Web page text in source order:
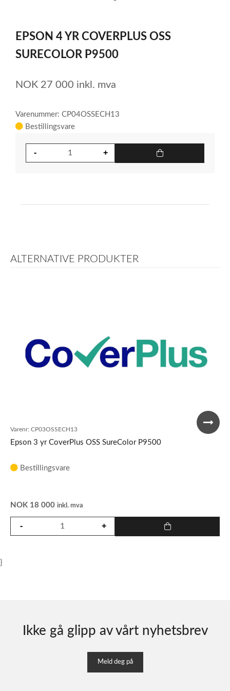
of
1
EPSON 4 YR COVERPLUS OSS
SURECOLOR P9500
NOK 27 000 inkl. mva
Varenummer: CP04OSSECH13
Bestillingsvare
ALTERNATIVE PRODUKTER
Varenr: CP03OSSECH13
Epson 3 yr CoverPlus OSS SureColor P9500
Bestillingsvare
NOK 18 000 inkl. mva
}
Ikke gå glipp av vårt nyhetsbrev
Meld deg på